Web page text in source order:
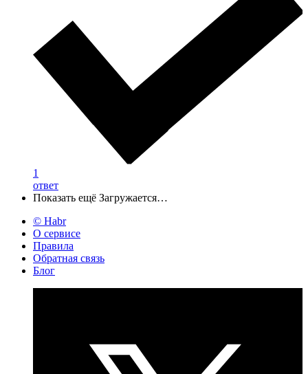
1
ответ
Показать ещё Загружается…
© Habr
О сервисе
Правила
Обратная связь
Блог